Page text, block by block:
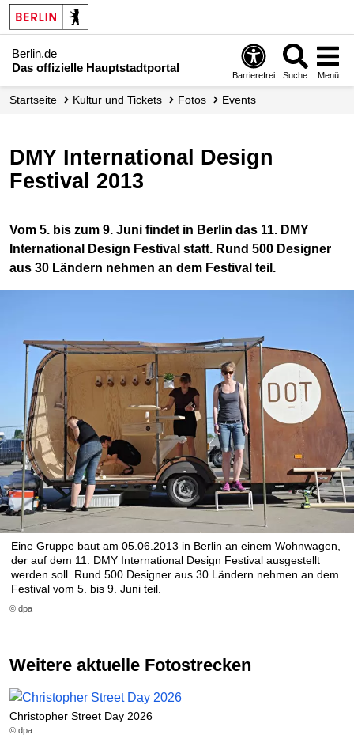
Berlin.de
Das offizielle Hauptstadtportal
Barrierefrei Suche Menü
Startseite Kultur und Tickets Fotos Events
DMY International Design
Festival 2013
Vom 5. bis zum 9. Juni findet in Berlin das 11. DMY
International Design Festival statt. Rund 500 Designer
aus 30 Ländern nehmen an dem Festival teil.
© dpa
Eine Gruppe baut am 05.06.2013 in Berlin an einem Wohnwagen,
der auf dem 11. DMY International Design Festival ausgestellt
werden soll. Rund 500 Designer aus 30 Ländern nehmen an dem
Festival vom 5. bis 9. Juni teil.
Weitere aktuelle Fotostrecken
Christopher Street Day 2026
© dpa